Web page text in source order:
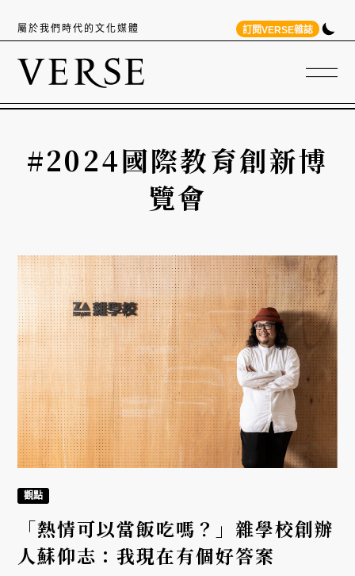
屬於我們時代的文化媒體 訂閱VERSE雜誌
#2024國際教育創新博
覽會
觀點
「熱情可以當飯吃嗎？」雜學校創辦
人蘇仰志：我現在有個好答案